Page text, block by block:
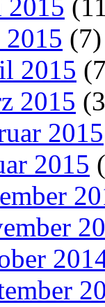
2015
(7)
2015
2015
2015
2015